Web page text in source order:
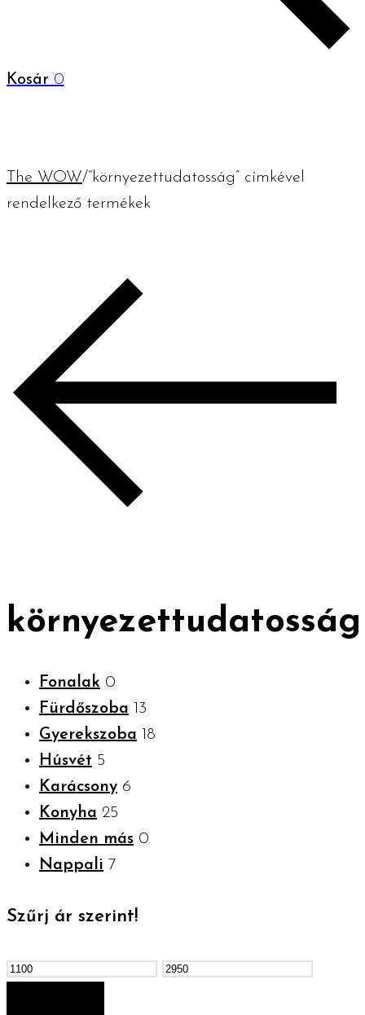
Kosár 0
The WOW/“környezettudatosság” címkével
rendelkező termékek
környezettudatosság
Fonalak 0
Fürdőszoba 13
Gyerekszoba 18
Húsvét 5
Karácsony 6
Konyha 25
Minden más 0
Nappali 7
Szűrj ár szerint!
Min
Max